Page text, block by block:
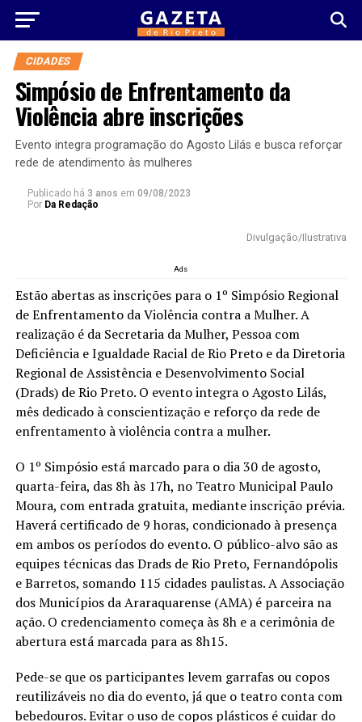
CIDADES
Simpósio de Enfrentamento da
Violência abre inscrições
Evento integra programação do Agosto Lilás e busca reforçar
rede de atendimento às mulheres
Publicado há 3 anos em 09/08/2023
Por Da Redação
Divulgação/Ilustrativa
Ads
Estão abertas as inscrições para o 1º Simpósio Regional
de Enfrentamento da Violência contra a Mulher. A
realização é da Secretaria da Mulher, Pessoa com
Deficiência e Igualdade Racial de Rio Preto e da Diretoria
Regional de Assistência e Desenvolvimento Social
(Drads) de Rio Preto. O evento integra o Agosto Lilás,
mês dedicado à conscientização e reforço da rede de
enfrentamento à violência contra a mulher.
O 1º Simpósio está marcado para o dia 30 de agosto,
quarta-feira, das 8h às 17h, no Teatro Municipal Paulo
Moura, com entrada gratuita, mediante inscrição prévia.
Haverá certificado de 9 horas, condicionado à presença
em ambos os períodos do evento. O público-alvo são as
equipes técnicas das Drads de Rio Preto, Fernandópolis
e Barretos, somando 115 cidades paulistas. A Associação
dos Municípios da Araraquarense (AMA) é parceira na
ação. O credenciamento começa às 8h e a cerimônia de
abertura está marcada para as 8h15.
Pede-se que os participantes levem garrafas ou copos
reutilizáveis no dia do evento, já que o teatro conta com
bebedouros. Evitar o uso de copos plásticos é cuidar do